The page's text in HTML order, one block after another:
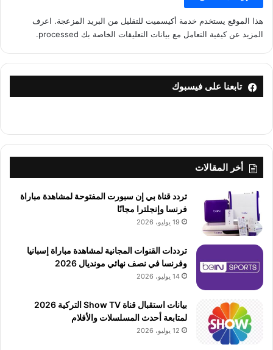
هذا الموقع يستخدم خدمة أكيسميت للتقليل من البريد المزعجة. اعرف
المزيد عن كيفية التعامل مع بيانات التعليقات الخاصة بك processed
.
تابعنا على فيسبوك
أخر المقالات
تردد قناة بي إن سبورت المفتوحة لمشاهدة مباراة
فرنسا وإنجلترا مجانًا
19 يوليو، 2026
ترددات القنوات المجانية لمشاهدة مباراة إسبانيا
وفرنسا في نصف نهائي مونديال 2026
14 يوليو، 2026
بيانات استقبال قناة Show TV التركية 2026
لمتابعة أحدث المسلسلات والأفلام
12 يوليو، 2026